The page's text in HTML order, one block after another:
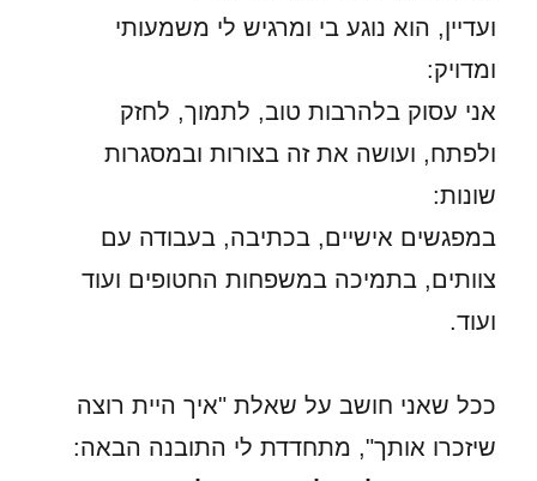
ועדיין, הוא נוגע בי ומרגיש לי משמעותי
ומדויק:
אני עסוק בלהרבות טוב, לתמוך, לחזק
ולפתח, ועושה את זה בצורות ובמסגרות
שונות:
במפגשים אישיים, בכתיבה, בעבודה עם
צוותים, בתמיכה במשפחות החטופים ועוד
ועוד.
ככל שאני חושב על שאלת "איך היית רוצה
שיזכרו אותך", מתחדדת לי התובנה הבאה: